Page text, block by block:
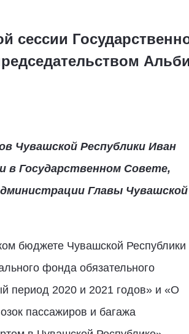
сессии
Чувашской Республики Иван
в Государственном Совете,
Главы Чувашской
бюджете Чувашской Республики
фонда обязательного
период 2020 и 2021 годов» и «О
пассажиров и багажа